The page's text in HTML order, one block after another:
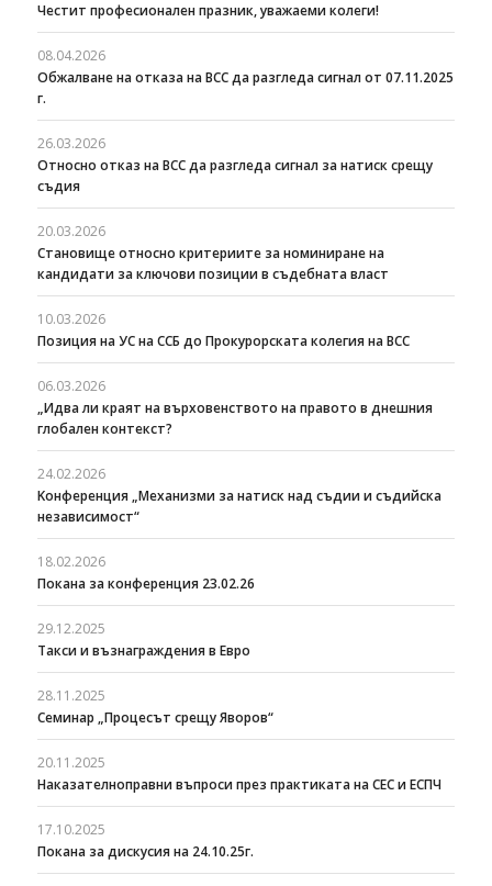
Честит професионален празник, уважаеми колеги!
08.04.2026
Oбжалване на отказа на ВСС да разгледа сигнал от 07.11.2025
г.
26.03.2026
Относно отказ на ВСС да разгледа сигнал за натиск срещу
съдия
20.03.2026
Становище относно критериите за номиниране на
кандидати за ключови позиции в съдебната власт
10.03.2026
Позиция на УС на ССБ до Прокурорската колегия на ВСС
06.03.2026
„Идва ли краят на върховенството на правото в днешния
глобален контекст?
24.02.2026
Kонференция „Механизми за натиск над съдии и съдийска
независимост“
18.02.2026
Покана за конференция 23.02.26
29.12.2025
Такси и възнаграждения в Евро
28.11.2025
Семинар „Процесът срещу Яворов“
20.11.2025
Наказателноправни въпроси през практиката на СЕС и ЕСПЧ
17.10.2025
Покана за дискусия на 24.10.25г.